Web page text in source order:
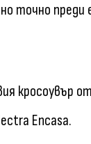
точно преди
кросоувър
Encasa.